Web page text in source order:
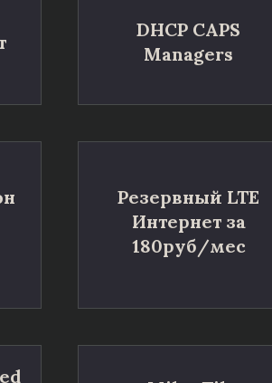
DHCP CAPS
Managers
Резервный LTE
Интернет за
180руб/мес